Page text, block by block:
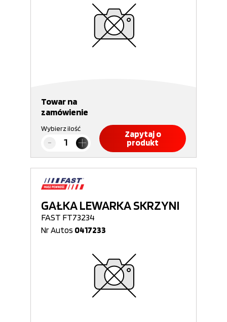
Towar na
zamówienie
Wybierz ilość
Zapytaj o
produkt
GAŁKA LEWARKA SKRZYNI
FAST FT73234
Nr Autos 0417233